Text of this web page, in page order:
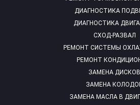
ДИАГНОСТИКА
ДИАГНОСТИКА
СХОД-РАЗВАЛ
РЕМОНТ СИСТЕМЫ
РЕМОНТ
ЗАМЕНА ДИСКОВ
ЗАМЕНА
ЗАМЕНА МАСЛА В